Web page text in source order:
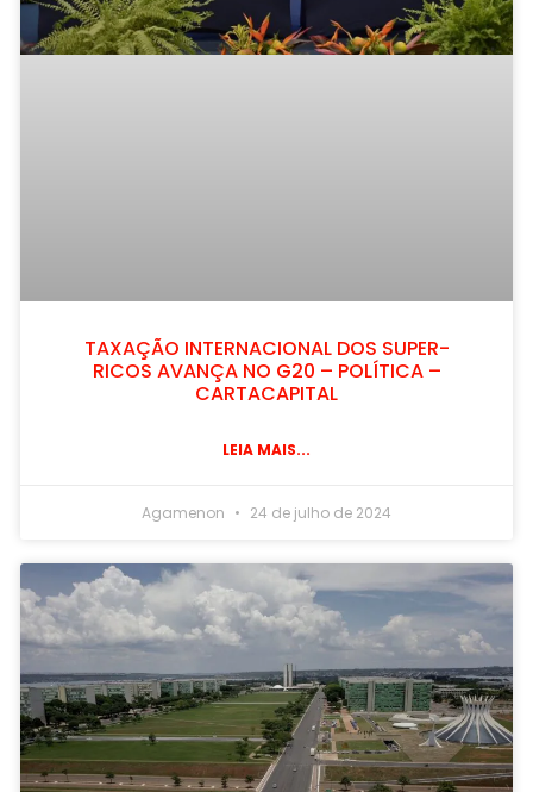
TAXAÇÃO INTERNACIONAL DOS SUPER-
RICOS AVANÇA NO G20 – POLÍTICA –
CARTACAPITAL
LEIA MAIS...
Agamenon 24 de julho de 2024